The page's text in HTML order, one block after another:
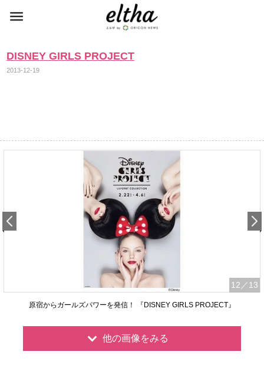
DISNEY GIRLS PROJECT
2013-12-19
12 ／13
原宿からガールズパワーを発信！ 『DISNEY GIRLS PROJECT』
他の画像をみる